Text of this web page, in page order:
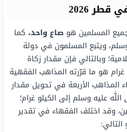
2026
المسلمين هو صاع واحد، كما
ويتبع المسلمون في دولة
وبالتالي فإن مقدار زكاة
هو ما قرّرته المذاهب الفقهية
المذاهب الأربعة في تحويل مقدار
عليه وسلم إلى الكيلو غرام؛
وقد اختلف الفقهاء في تقدير
التالي: